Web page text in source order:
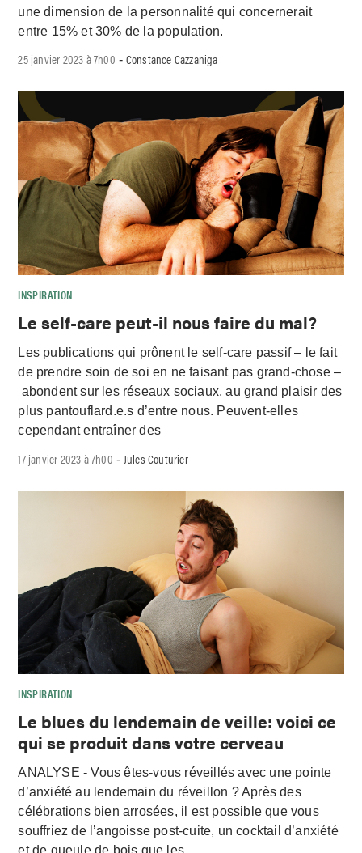
une dimension de la personnalité qui concernerait
entre 15% et 30% de la population.
25 janvier 2023 à 7h00 - Constance Cazzaniga
INSPIRATION
Le self-care peut-il nous faire du mal?
Les publications qui prônent le self-care passif – le fait
de prendre soin de soi en ne faisant pas grand-chose –
abondent sur les réseaux sociaux, au grand plaisir des
plus pantouflard.e.s d’entre nous. Peuvent-elles
cependant entraîner des
17 janvier 2023 à 7h00 - Jules Couturier
INSPIRATION
Le blues du lendemain de veille: voici ce
qui se produit dans votre cerveau
ANALYSE - Vous êtes-vous réveillés avec une pointe
d’anxiété au lendemain du réveillon ? Après des
célébrations bien arrosées, il est possible que vous
souffriez de l’angoisse post-cuite, un cocktail d’anxiété
et de gueule de bois que les